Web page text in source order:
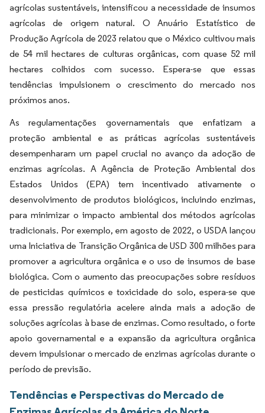
agrícolas sustentáveis, intensificou a necessidade de insumos
agrícolas de origem natural. O Anuário Estatístico de
Produção Agrícola de 2023 relatou que o México cultivou mais
de 54 mil hectares de culturas orgânicas, com quase 52 mil
hectares colhidos com sucesso. Espera-se que essas
tendências impulsionem o crescimento do mercado nos
próximos anos.
As regulamentações governamentais que enfatizam a
proteção ambiental e as práticas agrícolas sustentáveis
desempenharam um papel crucial no avanço da adoção de
enzimas agrícolas. A Agência de Proteção Ambiental dos
Estados Unidos (EPA) tem incentivado ativamente o
desenvolvimento de produtos biológicos, incluindo enzimas,
para minimizar o impacto ambiental dos métodos agrícolas
tradicionais. Por exemplo, em agosto de 2022, o USDA lançou
uma Iniciativa de Transição Orgânica de USD 300 milhões para
promover a agricultura orgânica e o uso de insumos de base
biológica. Com o aumento das preocupações sobre resíduos
de pesticidas químicos e toxicidade do solo, espera-se que
essa pressão regulatória acelere ainda mais a adoção de
soluções agrícolas à base de enzimas. Como resultado, o forte
apoio governamental e a expansão da agricultura orgânica
devem impulsionar o mercado de enzimas agrícolas durante o
período de previsão.
Tendências e Perspectivas do Mercado de